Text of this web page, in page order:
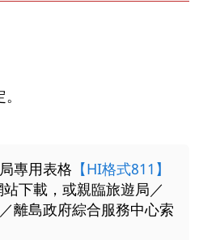
專用表格 【HI格式811】
下載，或親臨旅遊局／
離島政府綜合服務中心索